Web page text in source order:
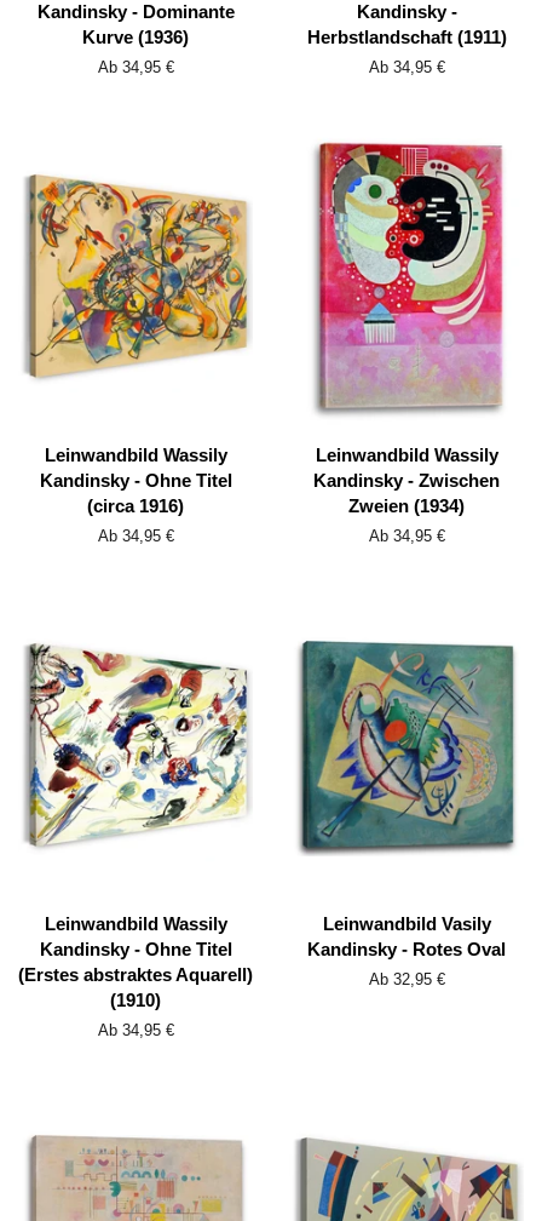
Kandinsky - Dominante
Kurve (1936)
Ab 34,95 €
Kandinsky -
Herbstlandschaft (1911)
Ab 34,95 €
Leinwandbild Wassily
Kandinsky - Ohne Titel
(circa 1916)
Ab 34,95 €
Leinwandbild Wassily
Kandinsky - Zwischen
Zweien (1934)
Ab 34,95 €
Leinwandbild Wassily
Kandinsky - Ohne Titel
(Erstes abstraktes Aquarell)
(1910)
Ab 34,95 €
Leinwandbild Vasily
Kandinsky - Rotes Oval
Ab 32,95 €